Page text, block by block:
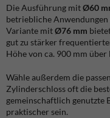
Die Ausführung mitØ60
betriebliche
Variante mitØ76 mm
gut zu stärker
Höhe von ca. 900 mm über
Wähle außerdem die
Zylinderschloss oft die
gemeinschaftlich genutzte
praktischer sein.